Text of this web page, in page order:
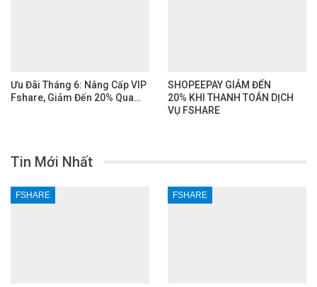
Ưu Đãi Tháng 6: Nâng Cấp VIP
Fshare, Giảm Đến 20% Qua…
SHOPEEPAY GIẢM ĐẾN
20% KHI THANH TOÁN DỊCH
VỤ FSHARE
Tin Mới Nhất
FSHARE FSHARE